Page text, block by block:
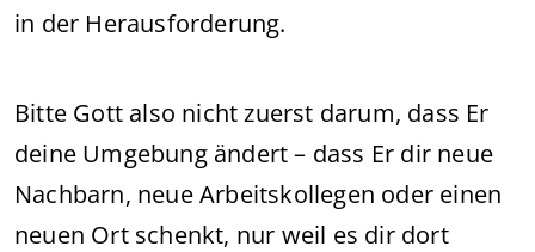
in der Herausforderung.
Bitte Gott also nicht zuerst darum, dass Er
deine Umgebung ändert – dass Er dir neue
Nachbarn, neue Arbeitskollegen oder einen
neuen Ort schenkt, nur weil es dir dort